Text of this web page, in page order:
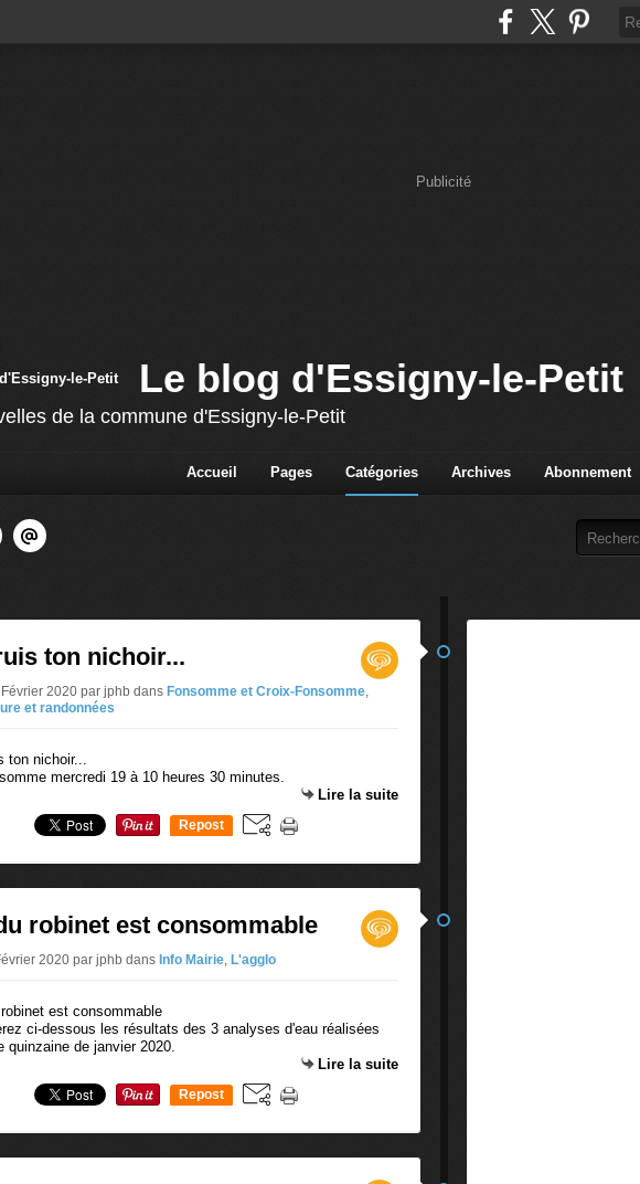
Publicité
Le blog d'Essigny-le-Petit
de la commune d'Essigny-le-Petit
Accueil Pages Catégories Archives Abonnement
ton nichoir...
2020 par jphb dans Fonsomme et Croix-Fonsomme,
et randonnées
mercredi 19 à 10 heures 30 minutes.
Lire la suite
Repost
robinet est consommable
2020 par jphb dans Info Mairie, L'agglo
ci-dessous les résultats des 3 analyses d'eau réalisées
quinzaine de janvier 2020.
Lire la suite
Repost